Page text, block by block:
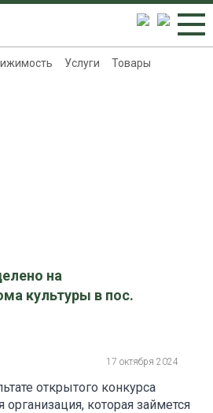
Услуги Товары
на
культуры в пос.
17 октября 2024
открытого конкурса
которая займется